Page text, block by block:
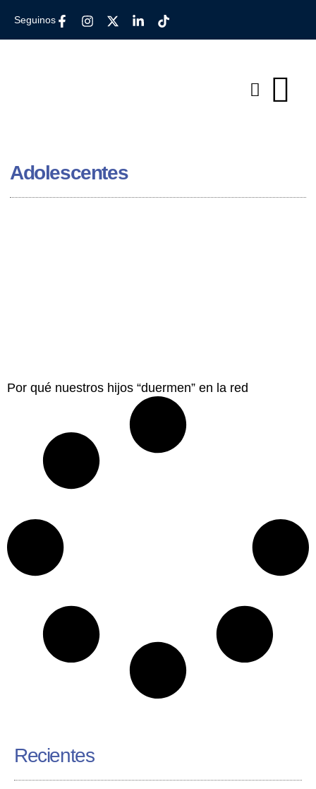
Seguinos
Adolescentes
Por qué nuestros hijos “duermen” en la red
Recientes